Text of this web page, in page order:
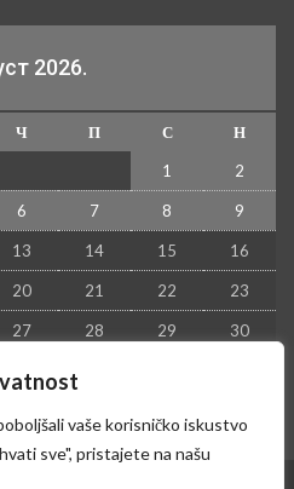
vaše korisničko iskustvo
sve", pristajete na našu
2026.
Ч П С
Н
1
2
6 7 8 9
13 14 15 16
20 21 22 23
27 28 29 30